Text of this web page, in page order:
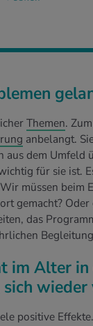
Themen.
anbelangt.
aus dem
für sie ist.
müssen beim
gemacht?
das
im Alter
sich
positive